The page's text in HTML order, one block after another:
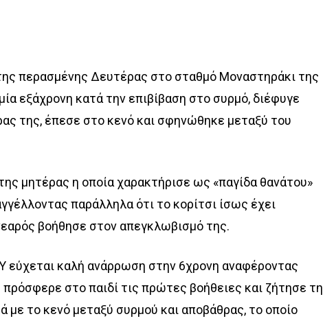
περασμένης Δευτέρας στο σταθμό Μοναστηράκι της
εξάχρονη κατά την επιβίβαση στο συρμό, διέφυγε
της, έπεσε στο κενό και σφηνώθηκε μεταξύ του
μητέρας η οποία χαρακτήρισε ως «παγίδα θανάτου»
παράλληλα ότι το κορίτσι ίσως έχει
βοήθησε στον απεγκλωβισμό της.
εύχεται καλή ανάρρωση στην 6χρονη αναφέροντας
στο παιδί τις πρώτες βοήθειες και ζήτησε τη
με το κενό μεταξύ συρμού και αποβάθρας, το οποίο